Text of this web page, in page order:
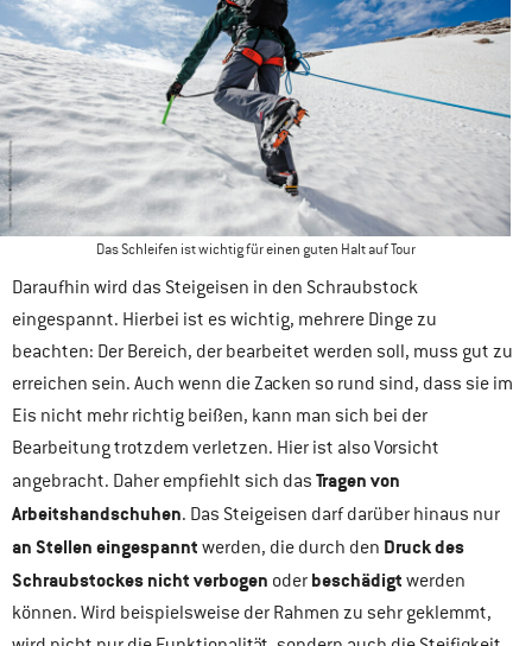
Das Schleifen ist wichtig für einen guten Halt auf Tour
Daraufhin wird das Steigeisen in den Schraubstock
eingespannt. Hierbei ist es wichtig, mehrere Dinge zu
beachten: Der Bereich, der bearbeitet werden soll, muss gut zu
erreichen sein. Auch wenn die Zacken so rund sind, dass sie im
Eis nicht mehr richtig beißen, kann man sich bei der
Bearbeitung trotzdem verletzen. Hier ist also Vorsicht
angebracht. Daher empfiehlt sich das Tragen von
Arbeitshandschuhen. Das Steigeisen darf darüber hinaus nur
an Stellen eingespannt werden, die durch den Druck des
Schraubstockes nicht verbogen oder beschädigt werden
können. Wird beispielsweise der Rahmen zu sehr geklemmt,